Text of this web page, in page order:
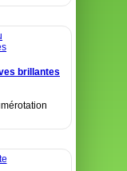
brillantes